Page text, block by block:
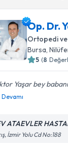
Op. Dr.
Ortopedi
Bursa,
5 (8
Yaşar bey
Devamı
ATAEVLER
İzmir Yolu Cd No:188